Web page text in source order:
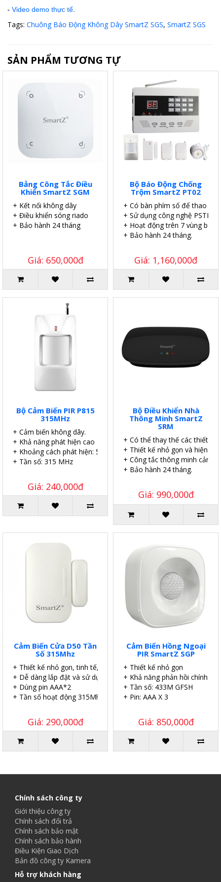
- Video demo thực tế
Tags: Chuông Báo Động Không Dây SmartZ SGS, SmartZ SGS
SẢN PHẨM TƯƠNG TỰ
Bảng Công Tắc Điều
Khiển SmartZ SGM
+ Kết nối không dây
+ Điều khiển sóng riado
+ Bảo hành 24 tháng
Giá: 650,000đ
Bộ Báo Động Chống
Trộm SmartZ PT02
+ Có bàn phím số để thao tác.
+ Sử dụng công nghệ PSTN.
+ Hoạt động trên 7 vùng báo
+ Bảo hành 24 tháng.
Giá: 1,160,000đ
Bộ Cảm Biến PIR P815
315MHz
+ Cảm biến không dây.
+ Khả năng phát hiện cao
+ Khoảng cách phát hiện: 5 m
+ Tần số: 315 MHz
Giá: 240,000đ
Bộ Điều Khiển Nhà
Thông Minh SmartZ
SRM
+ Có thể thay thế các thiết bị
+ Thiết kế nhỏ gọn và hiện đại.
+ Công tắc thông minh cảm
+ Bảo hành 24 tháng.
Giá: 990,000đ
Cảm Biến Cửa D50 Tần
Số 315Mhz
+ Thiết kế nhỏ gọn, tinh tế, thẩm mỹ.
+ Dễ dàng lắp đặt và sử dụng.
+ Dùng pin AAA*2
+ Tần số hoạt động 315Mhz
Giá: 290,000đ
Cảm Biến Hồng Ngoại
PIR SmartZ SGP
+ Thiết kế nhỏ gọn
+ Khả năng phản hồi chính xác
+ Tần số: 433M GFSH
+ Pin: AAA X 3
Giá: 850,000đ
Chính sách công ty
Giới thiệu công ty
Chính sách đổi trả
Chính sách bảo mật
Chính sách bảo hành
Điều Kiện Giao Dịch
Bản đồ công ty Kamera
Hỗ trợ khách hàng